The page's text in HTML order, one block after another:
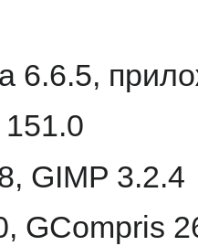
6.6.5,
GIMP 3.2.4
GCompris